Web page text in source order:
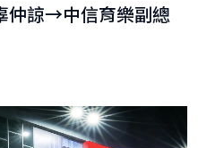
仲諒→中信育樂副總